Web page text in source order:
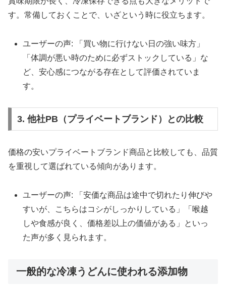
す。常備しておくことで、いざという時に役立ちます。
ユーザーの声: 「買い物に行けない日の強い味方」
「体調が悪い時のために必ずストックしている」な
ど、安心感につながる存在として評価されていま
す。
3. 他社PB（プライベートブランド）との比較
価格の安いプライベートブランド商品と比較しても、品質
を重視して選ばれている傾向があります。
ユーザーの声: 「安価な商品は途中で切れたり伸びや
すいが、こちらはコシがしっかりしている」「喉越
しや食感が良く、価格差以上の価値がある」といっ
た声が多く見られます。
一般的な冷凍うどんに使われる添加物